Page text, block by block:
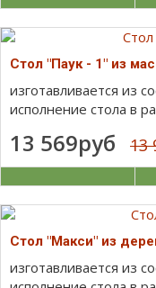
Стол "Паук - 1" из
изготавливается из
исполнение стола в
13 569руб 13
Стол "Макси" из
изготавливается из